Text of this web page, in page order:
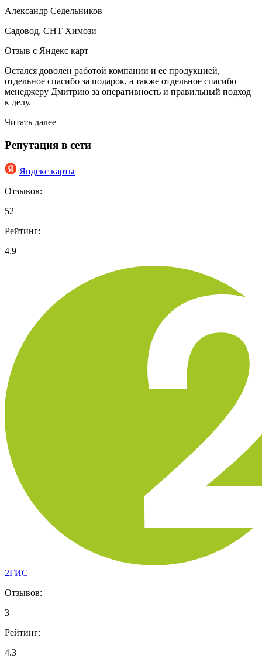
Александр Седельников
Садовод, СНТ Химози
Отзыв с Яндекс карт
Остался доволен работой компании и ее продукцией,
отдельное спасибо за подарок, а также отдельное спасибо
менеджеру Дмитрию за оперативность и правильный подход
к делу.
Читать далее
Репутация в сети
Яндекс карты
Отзывов:
52
Рейтинг:
4.9
2ГИС
Отзывов:
3
Рейтинг:
4.3